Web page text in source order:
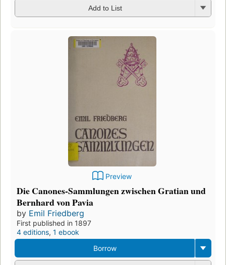
Add to List
Preview
Die Canones-Sammlungen zwischen Gratian und
Bernhard von Pavia
by Emil Friedberg
First published in 1897
4 editions, 1 ebook
Borrow